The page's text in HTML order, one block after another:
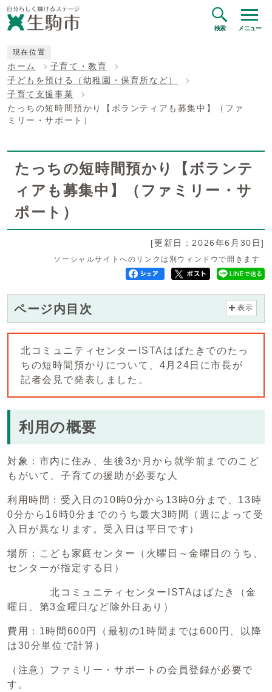
検索 メニュー
現在位置
ホーム
子育て・教育
子どもを預ける（幼稚園・保育所など）
子育て支援事業
たっちの短時間預かり【ボランティアも募集中】（ファ
ミリー・サポート）
たっちの短時間預かり【ボランテ
ィアも募集中】（ファミリー・サ
ポート）
[更新日：2026年6月30日]
ソーシャルサイトへのリンクは別ウィンドウで開きます
ページ内目次 表示
北コミュニティセンターISTAはばたきでのたっ
ちの短時間預かりについて、4月24日に市長が
記者会見で発表しました。
利用の概要
対象：市内に住み、生後3か月から就学前までのこど
もがいて、子育ての援助が必要な人
利用時間：受入日の10時0分から13時0分まで、13時
0分から16時0分までのうち最大3時間（週によって受
入日が異なります。受入日は平日です）
場所：こども家庭センター（火曜日～金曜日のうち、
センターが指定する日）
北コミュニティセンターISTAはばたき（金
曜日、第3金曜日など除外日あり）
費用：1時間600円（最初の1時間までは600円、以降
は30分単位で計算）
（注意）ファミリー・サポートの会員登録が必要で
す。